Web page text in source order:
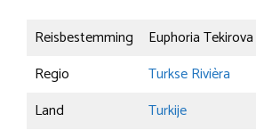
Reisbestemming
Euphoria
Regio
Turkse Rivièra
Land
Turkije